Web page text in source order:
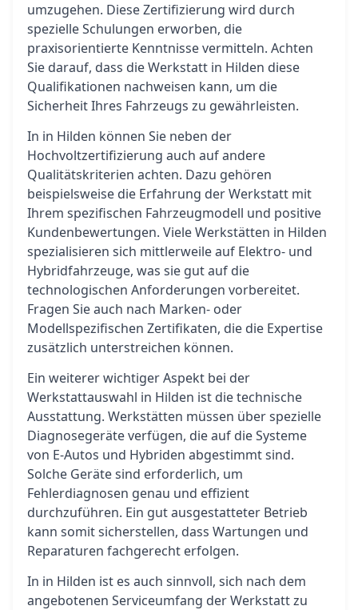
umzugehen. Diese Zertifizierung wird durch
spezielle Schulungen erworben, die
praxisorientierte Kenntnisse vermitteln. Achten
Sie darauf, dass die Werkstatt in Hilden diese
Qualifikationen nachweisen kann, um die
Sicherheit Ihres Fahrzeugs zu gewährleisten.
In in Hilden können Sie neben der
Hochvoltzertifizierung auch auf andere
Qualitätskriterien achten. Dazu gehören
beispielsweise die Erfahrung der Werkstatt mit
Ihrem spezifischen Fahrzeugmodell und positive
Kundenbewertungen. Viele Werkstätten in Hilden
spezialisieren sich mittlerweile auf Elektro- und
Hybridfahrzeuge, was sie gut auf die
technologischen Anforderungen vorbereitet.
Fragen Sie auch nach Marken- oder
Modellspezifischen Zertifikaten, die die Expertise
zusätzlich unterstreichen können.
Ein weiterer wichtiger Aspekt bei der
Werkstattauswahl in Hilden ist die technische
Ausstattung. Werkstätten müssen über spezielle
Diagnosegeräte verfügen, die auf die Systeme
von E-Autos und Hybriden abgestimmt sind.
Solche Geräte sind erforderlich, um
Fehlerdiagnosen genau und effizient
durchzuführen. Ein gut ausgestatteter Betrieb
kann somit sicherstellen, dass Wartungen und
Reparaturen fachgerecht erfolgen.
In in Hilden ist es auch sinnvoll, sich nach dem
angebotenen Serviceumfang der Werkstatt zu